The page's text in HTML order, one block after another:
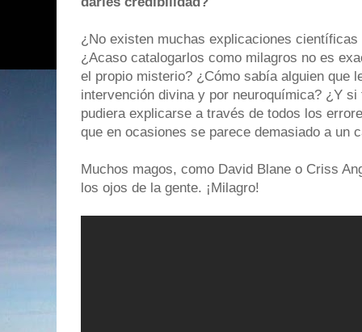
¿No existen muchas explicaciones
¿Acaso catalogarlos como milagros no es
el propio misterio? ¿Cómo sabía alguien que
intervención divina y por neuroquímica? ¿Y
pudiera explicarse a través de todos los
que en ocasiones se parece demasiado a un
Muchos magos, como David Blane o Criss
los ojos de la gente. ¡Milagro!